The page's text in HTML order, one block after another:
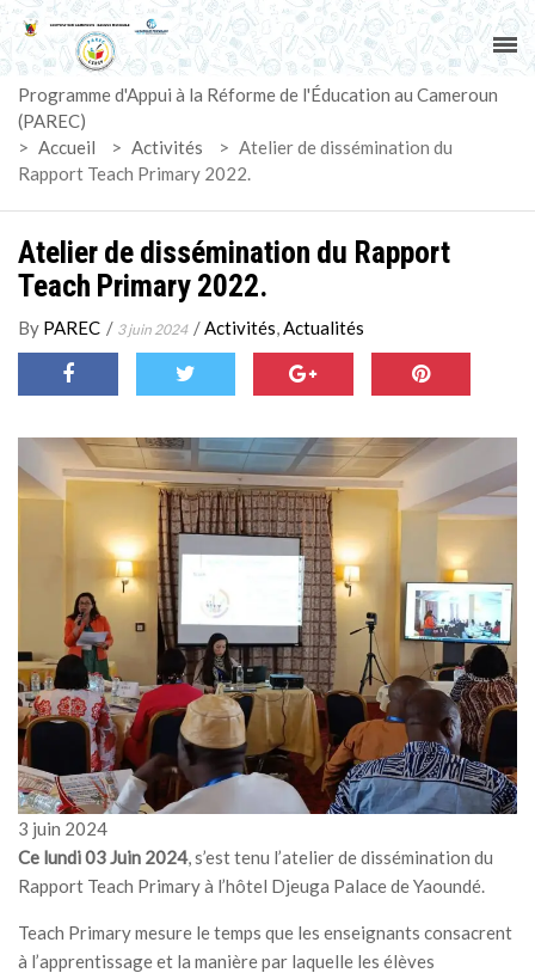
ACCUEIL
PAREC
ACTUALITÉS
ACTIVITÉS
DOCUMENTS
SUIVI-EVALUATION
LANGUES
Programme d'Appui à la Réforme de l'Éducation au Cameroun
(PAREC)
> Accueil > Activités > Atelier de dissémination du
Rapport Teach Primary 2022.
Atelier de dissémination du Rapport
Teach Primary 2022.
By PAREC / 3 juin 2024 /Activités,Actualités
3 juin 2024
Ce lundi 03 Juin 2024, s’est tenu l’atelier de dissémination du
Rapport Teach Primary à l’hôtel Djeuga Palace de Yaoundé.
Teach Primary mesure le temps que les enseignants consacrent
à l’apprentissage et la manière par laquelle les élèves